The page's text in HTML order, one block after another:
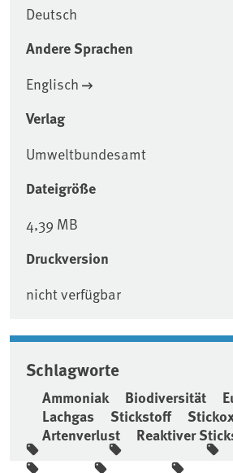
Deutsch
Andere Sprachen
Englisch
Verlag
Umweltbundesamt
Dateigröße
4,39 MB
Druckversion
nicht verfügbar
Schlagworte
Ammoniak Biodiversität
Lachgas
Stickstoff
Artenverlust
Reaktiver